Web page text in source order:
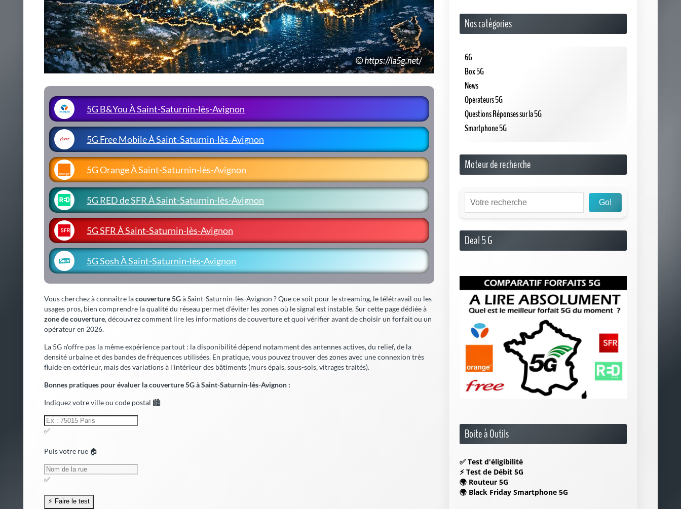
5G B&You À Saint-Saturnin-lès-Avignon
5G Free Mobile À Saint-Saturnin-lès-Avignon
5G Orange À Saint-Saturnin-lès-Avignon
5G RED de SFR À Saint-Saturnin-lès-Avignon
5G SFR À Saint-Saturnin-lès-Avignon
5G Sosh À Saint-Saturnin-lès-Avignon
Vous cherchez à connaître lacouverture 5Gà Saint-Saturnin-lès-Avignon ? Que ce soit pour le streaming, le télétravail ou les
usages pros, bien comprendre la qualité du réseau permet d'éviter les zones où le signal est instable. Sur cette page dédiée à
zone de couverture, découvrez comment lire les informations de couverture et quoi vérifier avant de choisir un forfait ou un
opérateur en 2026.
La 5G n'offre pas la même expérience partout : la disponibilité dépend notamment des antennes actives, du relief, de la
densité urbaine et des bandes de fréquences utilisées. En pratique, vous pouvez trouver des zones avec une connexion très
fluide en extérieur, mais des variations à l'intérieur des bâtiments (murs épais, sous-sols, vitrages traités).
Bonnes pratiques pour évaluer la couverture 5G à Saint-Saturnin-lès-Avignon :
Indiquez votre ville ou code postal 🏙️
✅
Puis votre rue 🏠
✅
Nos catégories
6G
Box 5G
News
Opérateurs 5G
Questions Réponses sur la 5G
Smartphone 5G
Moteur de recherche
Go!
Deal 5 G
Boite à Outils
✅ Test d'éligibilité
⚡ Test de Débit 5G
🌍 Routeur 5G
🌍 Black Friday Smartphone 5G